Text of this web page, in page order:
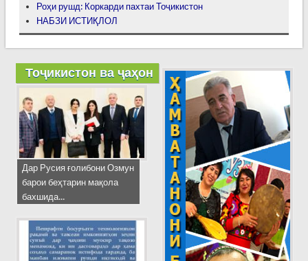
Роҳи рушд: Коркарди пахтаи Тоҷикистон
НАБЗИ ИСТИҚЛОЛ
Тоҷикистон ва ҷаҳон
Дар Русия ғолибони Озмун
барои беҳтарин мақола
бахшида...